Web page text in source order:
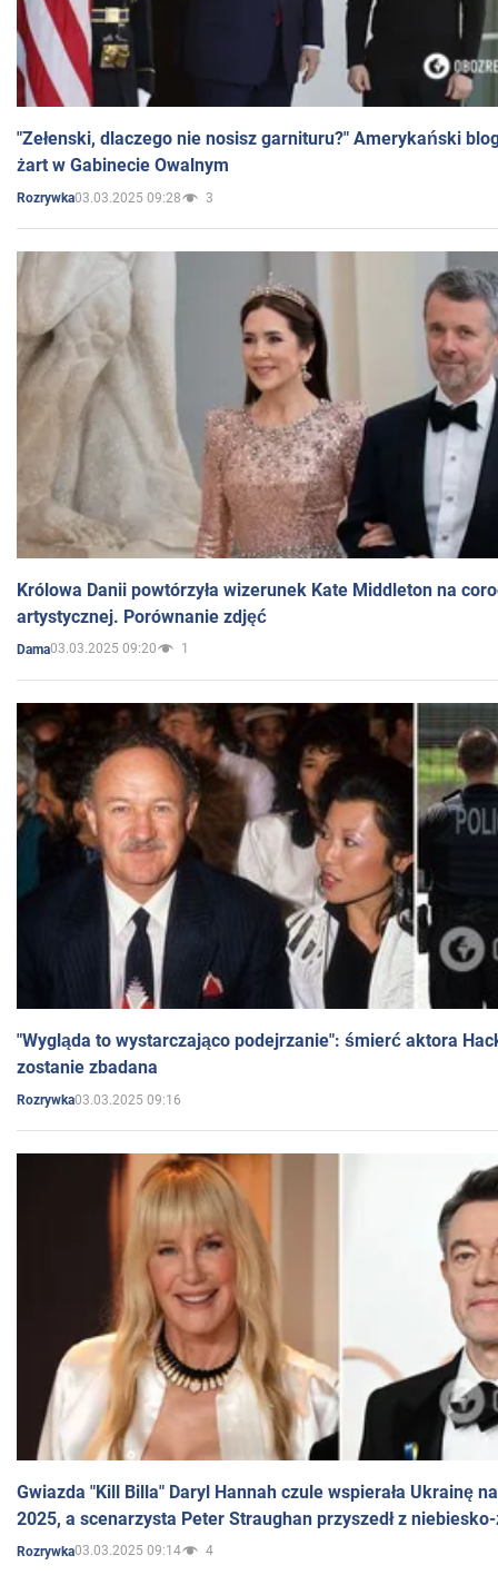
"Zełenski, dlaczego nie nosisz garnituru?" Amerykański
żart w Gabinecie Owalnym
Rozrywka03.03.2025 09:28 3
Królowa Danii powtórzyła wizerunek Kate Middleton na
artystycznej. Porównanie zdjęć
Dama03.03.2025 09:20 1
"Wygląda to wystarczająco podejrzanie": śmierć aktora
zostanie zbadana
Rozrywka03.03.2025 09:16
Gwiazda "Kill Billa" Daryl Hannah czule wspierała Ukrainę
2025, a scenarzysta Peter Straughan przyszedł z
Rozrywka03.03.2025 09:14 4